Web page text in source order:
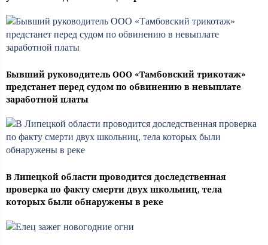
Бывший руководитель ООО «Тамбовский трикотаж»
предстанет перед судом по обвинению в невыплате
заработной платы
В Липецкой области проводится доследственная
проверка по факту смерти двух школьниц, тела
которых были обнаружены в реке